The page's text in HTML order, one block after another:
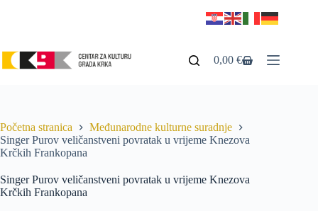
0,00€
Početna stranica
Međunarodne kulturne suradnje
Singer Purov veličanstveni povratak u vrijeme Knezova
Krčkih Frankopana
Singer Purov veličanstveni povratak u vrijeme Knezova
Krčkih Frankopana